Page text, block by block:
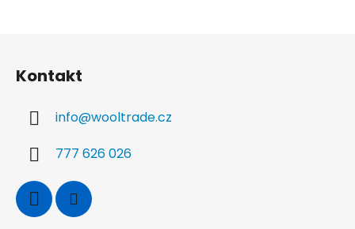
Kontakt
info@wooltrade.cz
777 626 026